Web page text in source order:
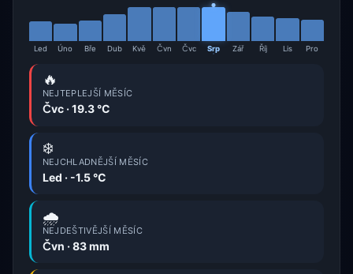
Led Úno Bře Dub Kvě Čvn Čvc Srp Zář Říj Lis Pro
🔥
NEJTEPLEJŠÍ MĚSÍC
Čvc · 19.3 °C
❄️
NEJCHLADNĚJŠÍ MĚSÍC
Led · -1.5 °C
🌧️
NEJDEŠTIVĚJŠÍ MĚSÍC
Čvn · 83 mm